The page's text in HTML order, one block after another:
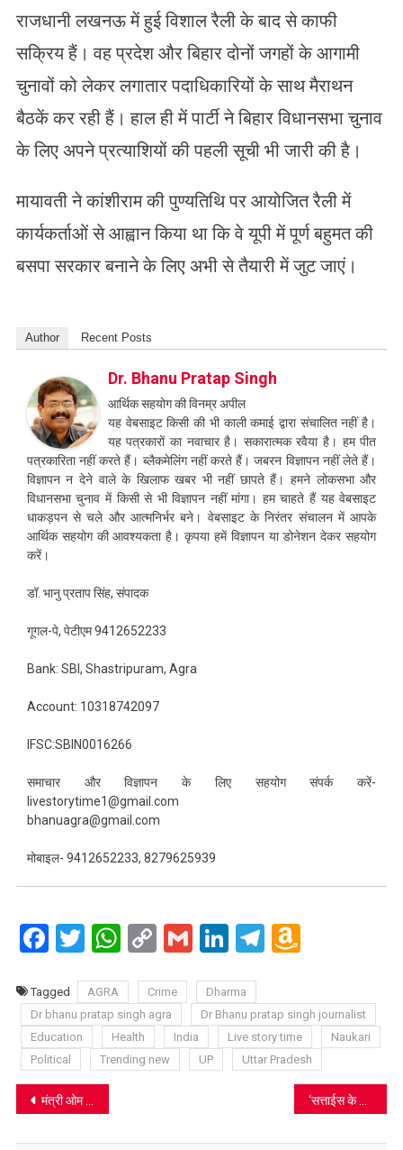
राजधानी लखनऊ में हुई विशाल रैली के बाद से काफी
सक्रिय हैं। वह प्रदेश और बिहार दोनों जगहों के आगामी
चुनावों को लेकर लगातार पदाधिकारियों के साथ मैराथन
बैठकें कर रही हैं। हाल ही में पार्टी ने बिहार विधानसभा चुनाव
के लिए अपने प्रत्याशियों की पहली सूची भी जारी की है।
मायावती ने कांशीराम की पुण्यतिथि पर आयोजित रैली में
कार्यकर्ताओं से आह्वान किया था कि वे यूपी में पूर्ण बहुमत की
बसपा सरकार बनाने के लिए अभी से तैयारी में जुट जाएं।
Author Recent Posts
Dr. Bhanu Pratap Singh
आर्थिक सहयोग की विनम्र अपील
यह वेबसाइट किसी की भी काली कमाई द्वारा संचालित नहीं है।
यह पत्रकारों का नवाचार है। सकारात्मक रवैया है। हम पीत
पत्रकारिता नहीं करते हैं। ब्लैकमेलिंग नहीं करते हैं। जबरन विज्ञापन नहीं लेते हैं।
विज्ञापन न देने वाले के खिलाफ खबर भी नहीं छापते हैं। हमने लोकसभा और
विधानसभा चुनाव में किसी से भी विज्ञापन नहीं मांगा। हम चाहते हैं यह वेबसाइट
धाकड़पन से चले और आत्मनिर्भर बने। वेबसाइट के निरंतर संचालन में आपके
आर्थिक सहयोग की आवश्यकता है। कृपया हमें विज्ञापन या डोनेशन देकर सहयोग
करें।
डॉ. भानु प्रताप सिंह, संपादक
गूगल-पे, पेटीएम 9412652233
Bank: SBI, Shastripuram, Agra
Account: 10318742097
IFSC:SBIN0016266
समाचार और विज्ञापन के लिए सहयोग संपर्क करें-
livestorytime1@gmail.com
bhanuagra@gmail.com
मोबाइल- 9412652233, 8279625939
Facebook
Twitter
WhatsApp
CopyGmailLinkedIn
Telegram
Amazon
List
Tagged AGRA Crime
Dharma
Dr bhanu pratap singh agra
Dr Bhanu pratap singh journalist
Education
Health India Live story time
Naukari
Political
Trending new UP Uttar Pradesh
Post
navigation
मंत्री ओम प्रकाश राजभर के बयान से मचा बवाल, सपा नेताओं को “देशी कुत्ता” कहने पर चढ़ा यूपी का सियासी पारा